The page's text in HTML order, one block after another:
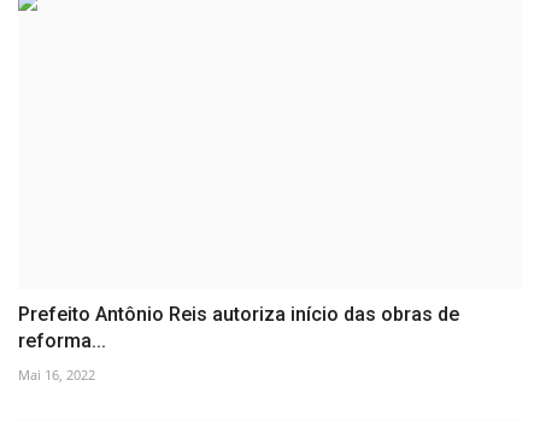
Prefeito Antônio Reis autoriza início das obras de
reforma...
Mai 16, 2022